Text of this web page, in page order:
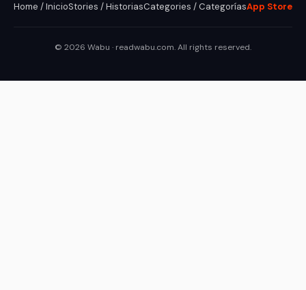
Home / InicioStories / HistoriasCategories / CategoríasApp Store
© 2026 Wabu · readwabu.com. All rights reserved.